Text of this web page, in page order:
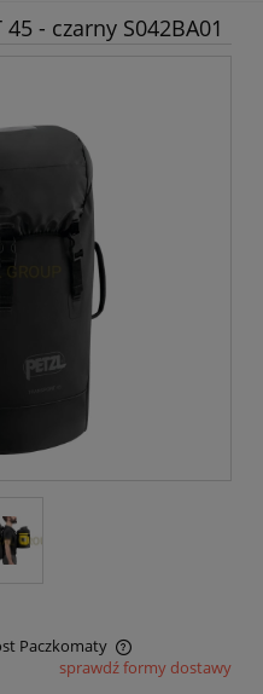
- czarny S042BA01
Paczkomaty
kosztów płatności
sprawdź formy dostawy